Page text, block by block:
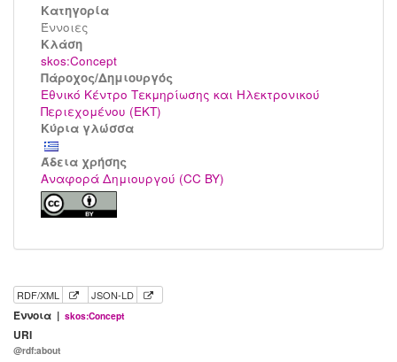
Κατηγορία
Έννοιες
Kλάση
skos:Concept
Πάροχος/Δημιουργός
Εθνικό Κέντρο Τεκμηρίωσης και Ηλεκτρονικού
Περιεχομένου (ΕΚΤ)
Κύρια γλώσσα
Άδεια χρήσης
Αναφορά Δημιουργού (CC BY)
RDF/XML JSON-LD
Έννοια | skos:Concept
URI
@rdf:about